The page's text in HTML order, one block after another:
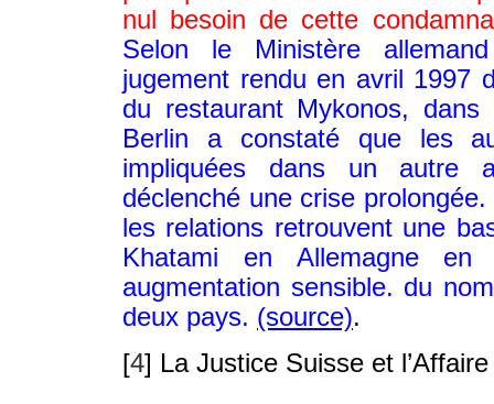
nul besoin de cette
Selon le Ministère
jugement rendu en avril 1997
du restaurant Mykonos,
Berlin a constaté que les
impliquées dans un autre
déclenché une crise
les relations retrouvent une
Khatami en Allemagne
augmentation sensible. du
deux pays. (source).
[4] La Justice Suisse et